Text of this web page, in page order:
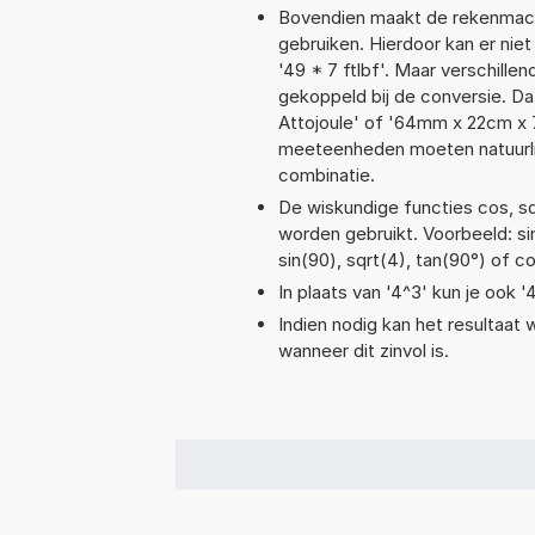
Bovendien maakt de
gebruiken. Hierdoor kan er
'49 * 7 ftlbf'. Maar
gekoppeld bij de conversie.
Attojoule' of '64mm x 22cm x
meeteenheden moeten
combinatie.
De wiskundige functies cos,
worden gebruikt. Voorbeeld:
sin(90), sqrt(4), tan(90°) of
In plaats van '4^3' kun je ook
Indien nodig kan het resultaat
wanneer dit zinvol is.